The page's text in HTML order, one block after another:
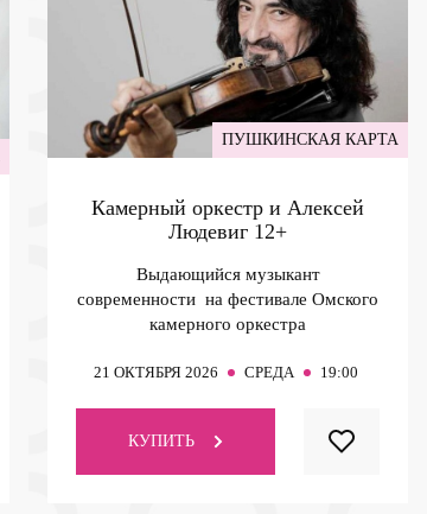
ПУШКИНСКАЯ КАРТА
Камерный оркестр и Алексей
Людевиг 12+
Выдающийся музыкант
современности на фестивале Омского
камерного оркестра
21 ОКТЯБРЯ 2026 СРЕДА 19:00
КУПИТЬ